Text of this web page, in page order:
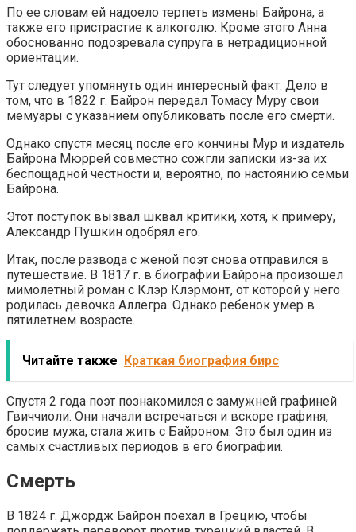
По ее словам ей надоело терпеть измены Байрона, а
также его пристрастие к алкоголю. Кроме этого Анна
обоснованно подозревала супруга в нетрадиционной
ориентации.
Тут следует упомянуть один интересный факт. Дело в
том, что в 1822 г. Байрон передал Томасу Муру свои
мемуары с указанием опубликовать после его смерти.
Однако спустя месяц после его кончины Мур и издатель
Байрона Мюррей совместно сожгли записки из-за их
беспощадной честности и, вероятно, по настоянию семьи
Байрона.
Этот поступок вызвал шквал критики, хотя, к примеру,
Александр Пушкин одобрял его.
Итак, после развода с женой поэт снова отправился в
путешествие. В 1817 г. в биографии Байрона произошел
мимолетный роман с Клэр Клэрмонт, от которой у него
родилась девочка Аллегра. Однако ребенок умер в
пятилетнем возрасте.
Читайте также Краткая биография бирс
Спустя 2 года поэт познакомился с замужней графиней
Гвиччиоли. Они начали встречаться и вскоре графиня,
бросив мужа, стала жить с Байроном. Это был один из
самых счастливых периодов в его биографии.
Смерть
В 1824 г. Джордж Байрон поехал в Грецию, чтобы